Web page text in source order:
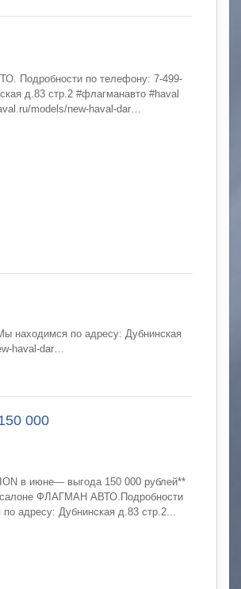
Подробности по телефону: 7-499-
д.83 стр.2 #флагманавто #haval
models/new-haval-dar…
находимся по адресу: Дубнинская
haval-dar…
000
в июне— выгода 150 000 рублей**
ФЛАГМАН АВТО.Подробности
адресу: Дубнинская д.83 стр.2...